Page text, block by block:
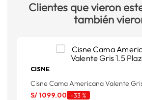
Clientes que vieron
también
CISNE
Cisne Cama Americana Valente
S/ 1099.00 -33 %